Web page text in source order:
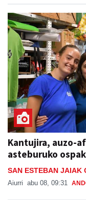
Kantujira, auzo-
asteburuko
SAN ESTEBAN JAIAK
Aiurri abu 08, 09:31